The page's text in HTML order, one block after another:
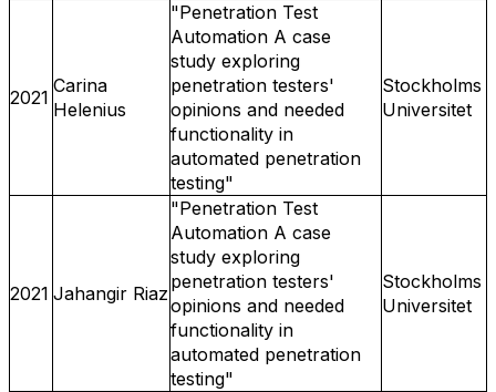
2021
Carina
Helenius
"Penetration Test
Automation A case
study exploring
penetration testers'
opinions and needed
functionality in
automated penetration
testing"
Stockholms
Universitet
2021 Jahangir Riaz
"Penetration Test
Automation A case
study exploring
penetration testers'
opinions and needed
functionality in
automated penetration
testing"
Stockholms
Universitet